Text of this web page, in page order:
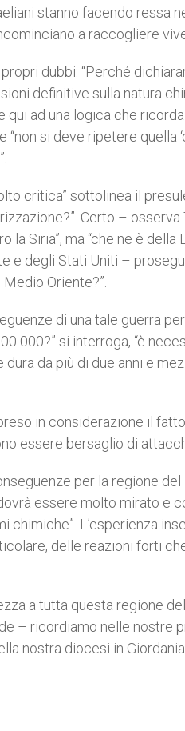
stanno facendo ressa
a raccogliere
dubbi: “Perché
definitive sulla natura
qui ad una logica che
si deve ripetere quella
critica” sottolinea il
Certo –
Siria”, ma “che ne è della
e degli Stati Uniti –
Oriente?”.
di una tale guerra per
000?” si interroga, “è
da più di due anni e
in considerazione il
essere bersaglio di
per la regione
essere molto mirato e
L’esperienza
delle reazioni forti
a tutta questa regione
– ricordiamo nelle nostre
nostra diocesi in